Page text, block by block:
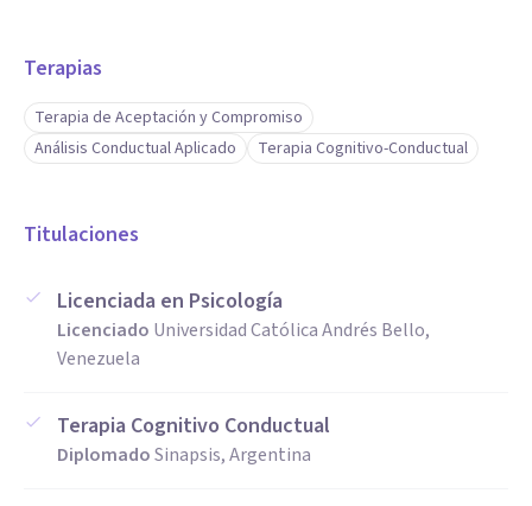
Terapias
Terapia de Aceptación y Compromiso
Análisis Conductual Aplicado
Terapia Cognitivo-Conductual
Titulaciones
Licenciada en Psicología
Licenciado Universidad Católica Andrés Bello,
Venezuela
Terapia Cognitivo Conductual
DiplomadoSinapsis, Argentina